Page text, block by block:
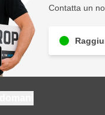
Contatta un